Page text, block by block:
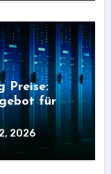
Preise:
für
2026